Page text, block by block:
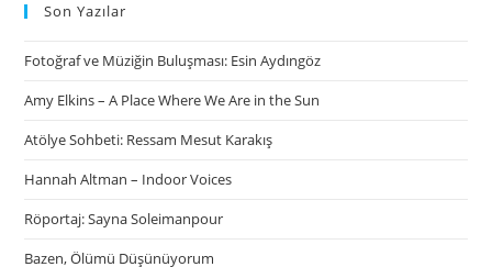
Son Yazılar
Fotoğraf ve Müziğin Buluşması: Esin Aydıngöz
Amy Elkins – A Place Where We Are in the Sun
Atölye Sohbeti: Ressam Mesut Karakış
Hannah Altman – Indoor Voices
Röportaj: Sayna Soleimanpour
Bazen, Ölümü Düşünüyorum